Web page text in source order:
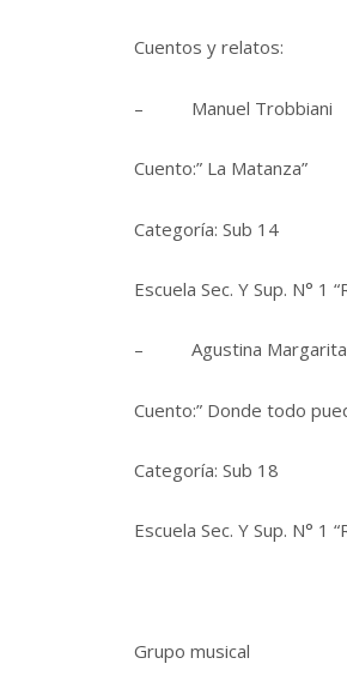
Cuentos y relatos:
– Manuel Trobbiani
Cuento:” La Matanza”
Categoría: Sub 14
Escuela Sec. Y Sup. N° 1
– Agustina Margarita
Cuento:” Donde todo
Categoría: Sub 18
Escuela Sec. Y Sup. N° 1
Grupo musical